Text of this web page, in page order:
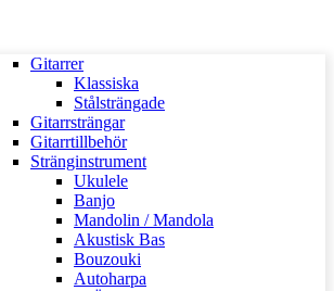
Gitarrer
Klassiska
Stålsträngade
Gitarrsträngar
Gitarrtillbehör
Stränginstrument
Ukulele
Banjo
Mandolin / Mandola
Akustisk Bas
Bouzouki
Autoharpa